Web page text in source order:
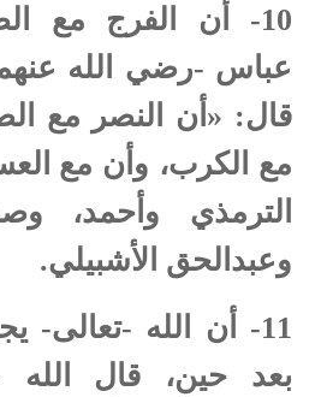
10-
أن الفرج مع
عباس -رضي الله
قال: «أن النصر مع
مع الكرب، وأن مع
الترمذي وأحمد،
وعبدالحق الأشبيلي.
11-
أن الله -تعالى-
بعد حين، قال الله